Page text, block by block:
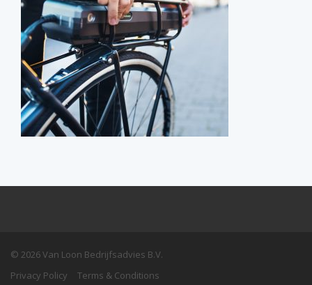
© 2026 Van Loon Bedrijfsadvies B.V.
Privacy Policy
Terms & Conditions